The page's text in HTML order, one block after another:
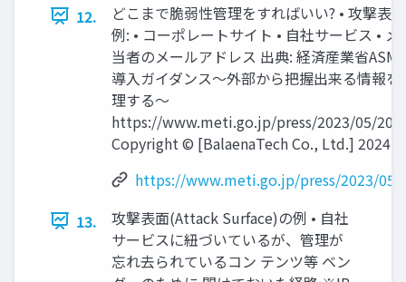
12.
どこまで脆弱性管理をすればいい? • 攻撃表
例: • コーポレートサイト • 自社サービス •
当者のメールアドレス 出典: 経済産業省
導入ガイダンス～外部から把握出来る情報
理する～
https://www.meti.go.jp/press/2023/05/
Copyright ©︎ [BalaenaTech Co., Ltd.] 2024
https://www.meti.go.jp/press/2023/05/
13.
攻撃表面(Attack Surface)の例 • 自社
サービスに紐づいているが、管理が
忘れ去られているコン テンツ等 ベン